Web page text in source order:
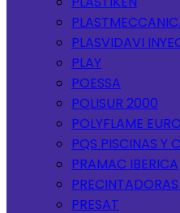
PLASVIDAVI
PLAY
POESSA
POLISUR 2000
POLYFLAME
PQS PISCINAS Y
PRAMAC IBERICA
PRESAT